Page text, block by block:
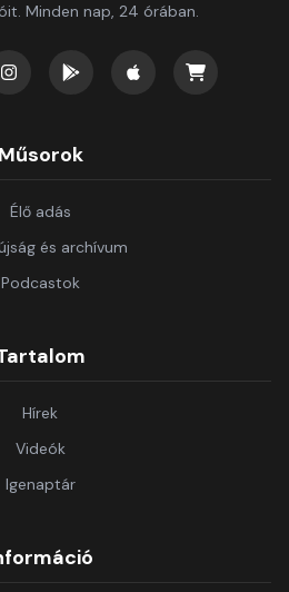
Minden nap, 24 órában.
Műsorok
Élő adás
és archívum
Podcastok
Hírek
Videók
Igenaptár